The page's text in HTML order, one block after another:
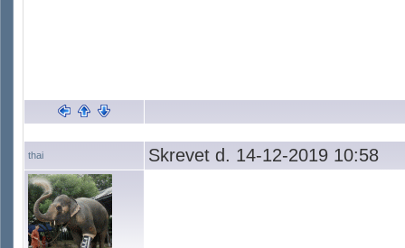
thai Skrevet d. 14-12-2019 10:58